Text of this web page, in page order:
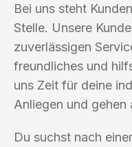
Bei uns steht
Stelle. Unsere
zuverlässigen
freundliches und
uns Zeit für deine
Anliegen und gehen
Du suchst nach